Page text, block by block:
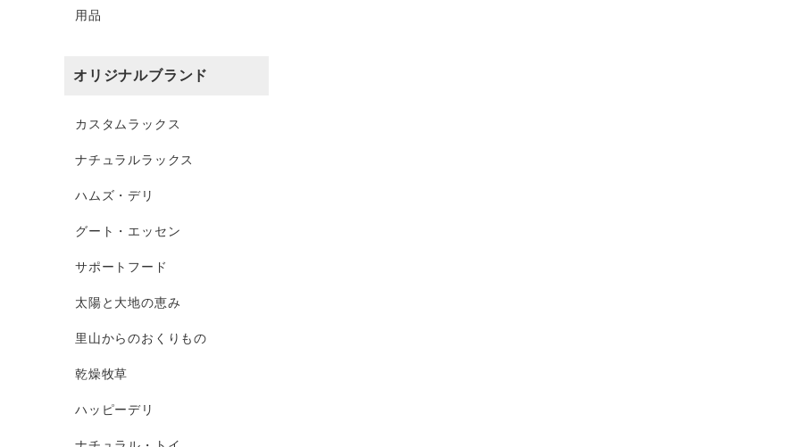
用品
オリジナルブランド
カスタムラックス
ナチュラルラックス
ハムズ・デリ
グート・エッセン
サポートフード
太陽と大地の恵み
里山からのおくりもの
乾燥牧草
ハッピーデリ